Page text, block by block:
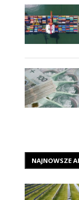
NAJNOWSZE